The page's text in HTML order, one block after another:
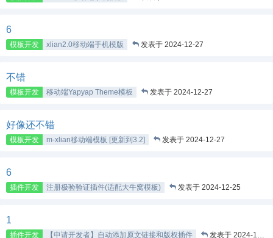
6
模板开发 xlian2.0移动端手机模版 发表于 2024-12-27
不错
模板开发 移动端Yapyap Theme模板 发表于 2024-12-27
好像还不错
模板开发 m-xlian移动端模板 [更新到3.2] 发表于 2024-12-27
6
插件开发 注册极验验证插件(适配大牛窝模板) 发表于 2024-12-25
1
插件开发 【申请开发者】自动添加原文链接和版权插件 发表于 2024-12-25